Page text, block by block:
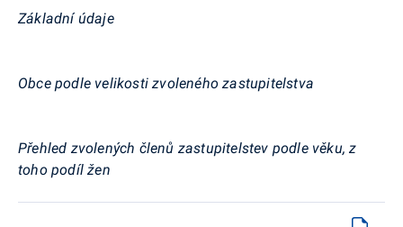
Základní údaje
Obce podle velikosti zvoleného zastupitelstva
Přehled zvolených členů zastupitelstev podle věku, z
toho podíl žen